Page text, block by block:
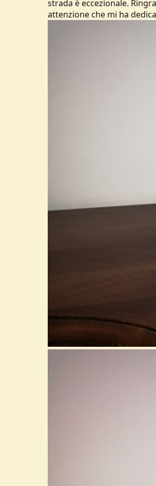
strada è eccezionale.
attenzione che mi ha